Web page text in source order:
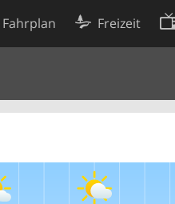
Fahrplan Freizeit
Cookie-Einstellungen